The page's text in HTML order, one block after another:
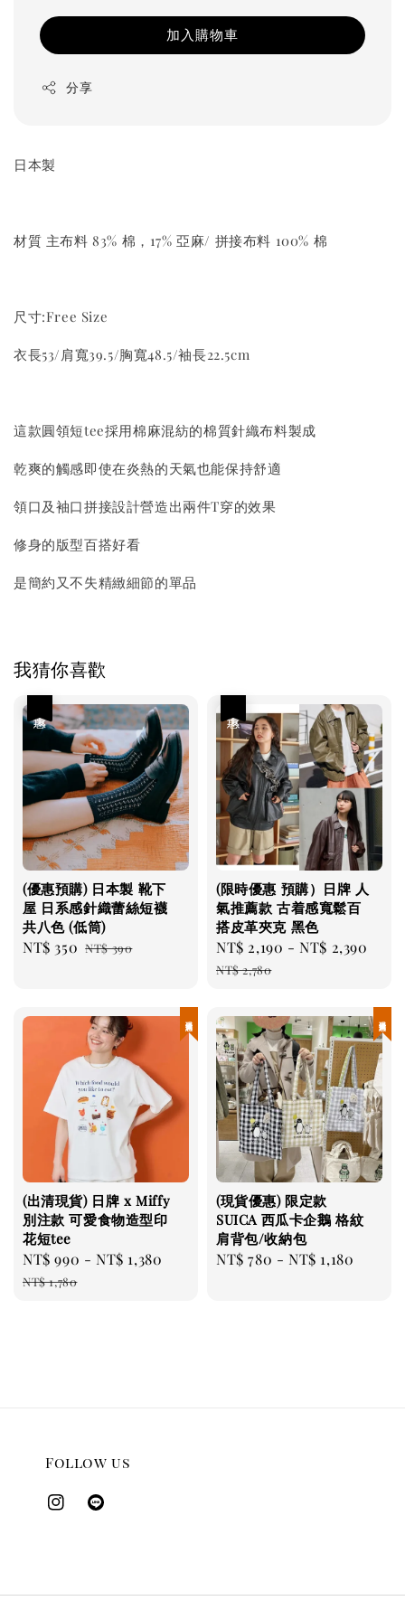
加入購物車
分享
日本製
材質 主布料 83% 棉，17% 亞麻/ 拼接布料 100% 棉
尺寸:Free Size
衣長53/肩寬39.5/胸寬48.5/袖長22.5cm
這款圓領短tee採用棉麻混紡的棉質針織布料製成
乾爽的觸感即使在炎熱的天氣也能保持舒適
領口及袖口拼接設計營造出兩件T穿的效果
修身的版型百搭好看
是簡約又不失精緻細節的單品
我猜你喜歡
(優惠預購) 日本製 靴下
屋 日系感針織蕾絲短襪
共八色 (低筒)
Sale
NT$ 350 Regular
NT$ 390
(限時優惠 預購）日牌 人
氣推薦款 古着感寬鬆百
搭皮革夾克 黑色
Sale
price
NT$ 2,190 -NT$ 2,390
NT$ 2,780
(出清現貨) 日牌 x Miffy
別注款 可愛食物造型印
花短tee
Sale
price
NT$ 990 -NT$ 1,380
Regular
NT$ 1,780
(現貨優惠) 限定款
SUICA 西瓜卡企鵝 格紋
肩背包/收納包
Regular
NT$ 780 -NT$ 1,180
Follow us